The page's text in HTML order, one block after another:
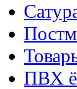
ПВХ